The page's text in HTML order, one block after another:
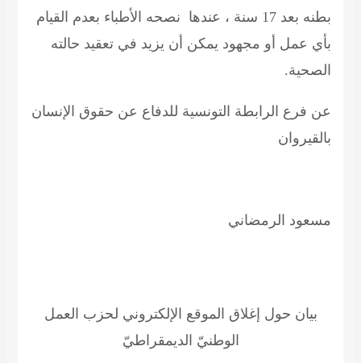
بطنه بعد 17 سنة ، عندها نصحه الأطباء بعدم القيام
بأي عمل أو مجهود يمكن أن يزيد في تعقيد حالته
الصحية.
عن فرع الرابطة التونسية للدفاع عن حقوق الإنسان
بالقيروان
مسعود الرمضاني
بيان حول إغلاق الموقع الإلكتروني لحزب العمل
الوطنيّ الديمقراطيّ